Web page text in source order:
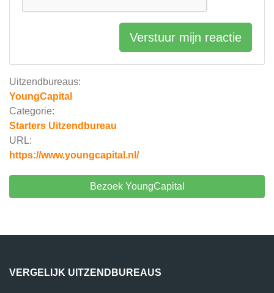
Uitzendbureaus:
YoungCapital
Categorie:
Starters Uitzendbureau
URL:
https://www.youngcapital.nl/
Bezoek YoungCapital
Verstuur mijn reactie
VERGELIJK UITZENDBUREAUS